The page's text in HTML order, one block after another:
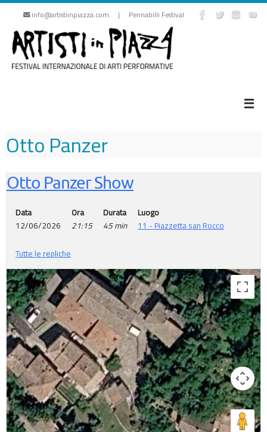
Vai
contenuto
info@artistiinpiazza.com | Pennabilli Festival
Otto Panzer
Otto Panzer Show
Data
12/06/2026
Ora
21:15
Durata
45 min
Luogo
11 - Piazzetta san Rocco
Tutte le repliche